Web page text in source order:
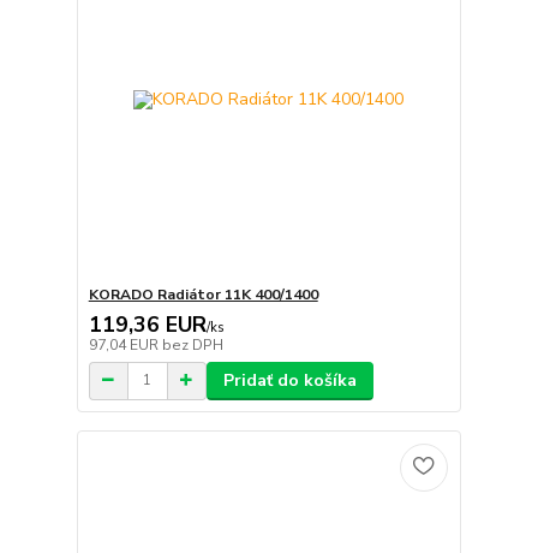
KORADO Radiátor 11K 400/1400
119,36 EUR/ks
97,04 EUR bez DPH
Pridať do košíka